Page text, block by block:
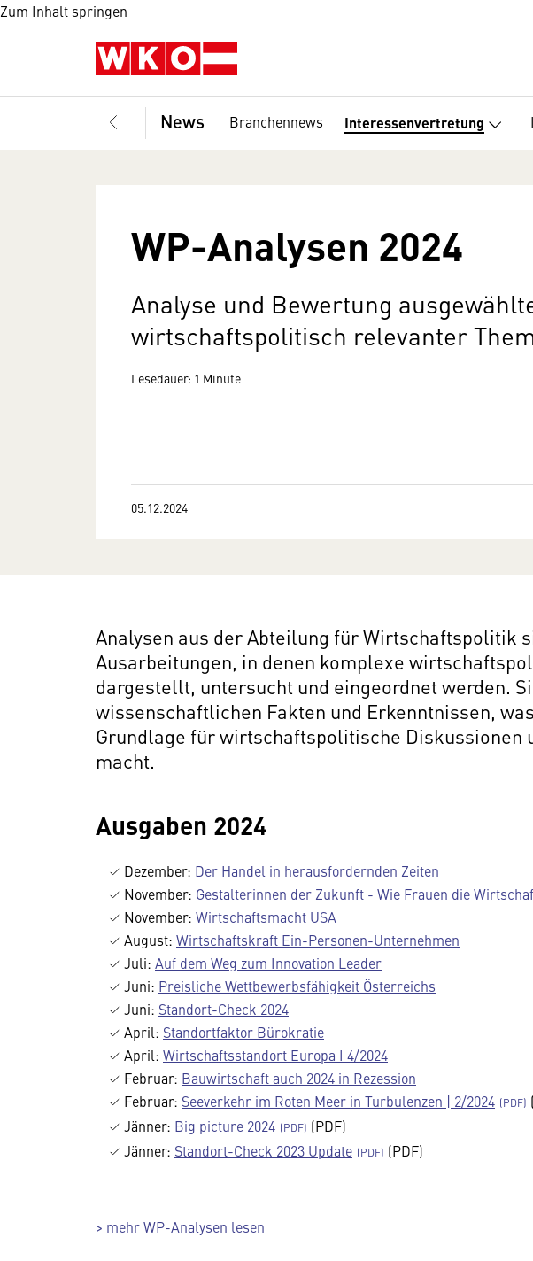
Zum Inhalt springen
News Branchennews Interessenvertretung
WP-Analysen 2024
Analyse und Bewertung
wirtschaftspolitisch relevanter
Lesedauer: 1 Minute
05.12.2024
Analysen aus der Abteilung für Wirtschaftspolitik
Ausarbeitungen, in denen komplexe
dargestellt, untersucht und eingeordnet werden.
wissenschaftlichen Fakten und Erkenntnissen,
Grundlage für wirtschaftspolitische Diskussionen
macht.
Ausgaben 2024
Dezember: Der Handel in herausfordernden Zeiten
November: Gestalterinnen der Zukunft - Wie Frauen die
November: Wirtschaftsmacht USA
August: Wirtschaftskraft Ein-Personen-Unternehmen
Juli: Auf dem Weg zum Innovation Leader
Juni: Preisliche Wettbewerbsfähigkeit Österreichs
Juni: Standort-Check 2024
April: Standortfaktor Bürokratie
April: Wirtschaftsstandort Europa I 4/2024
Februar: Bauwirtschaft auch 2024 in Rezession
Februar: Seeverkehr im Roten Meer in Turbulenzen | 2/2024
Jänner: Big picture 2024
(PDF)
Jänner: Standort-Check 2023 Update (PDF)
> mehr WP-Analysen lesen